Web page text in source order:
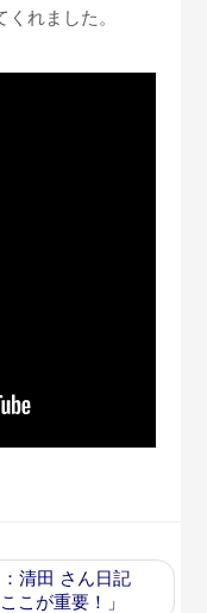
れました。
清田 さん日記
こが重要！」